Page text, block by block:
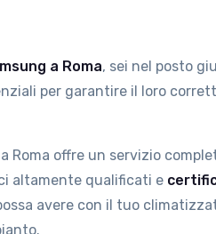
a Roma, sei nel posto
per garantire il loro
a Roma offre un servizio
altamente qualificati e
avere con il tuo